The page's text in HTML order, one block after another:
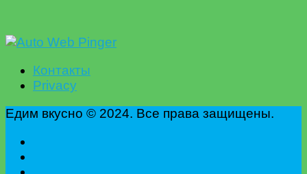
Контакты
Privacy
Едим вкусно © 2024. Все права защищены.